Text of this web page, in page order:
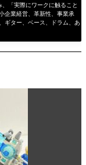
「実際にワークに触ること
企業経営、革新性、事業承
ギター、ベース、ドラム、あ